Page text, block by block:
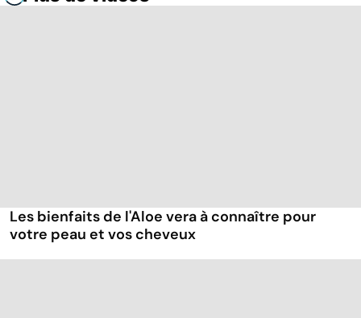
Les bienfaits de l'Aloe vera à connaître pour
votre peau et vos cheveux